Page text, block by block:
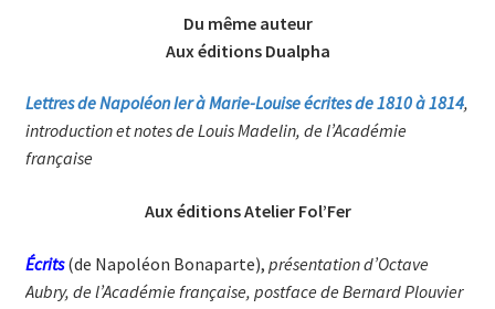
Du même auteur
Aux éditions Dualpha
Lettres de Napoléon Ier à Marie-Louise écrites de 1810 à 1814,
introduction et notes de Louis Madelin, de l’Académie
française
Aux éditions Atelier Fol’Fer
Écrits(de Napoléon Bonaparte), présentation d’Octave
Aubry, de l’Académie fran­çaise, postface de Ber­nard Plouvier